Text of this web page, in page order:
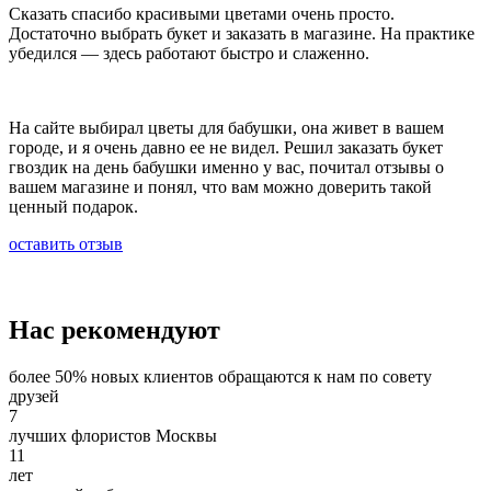
Сказать спасибо красивыми цветами очень просто.
Достаточно выбрать букет и заказать в магазине. На практике
убедился — здесь работают быстро и слаженно.
На сайте выбирал цветы для бабушки, она живет в вашем
городе, и я очень давно ее не видел. Решил заказать букет
гвоздик на день бабушки именно у вас, почитал отзывы о
вашем магазине и понял, что вам можно доверить такой
ценный подарок.
оставить отзыв
Нас рекомендуют
более 50% новых клиентов обращаются к нам по совету
друзей
7
лучших флористов Москвы
11
лет
Что означают каллы на языке цветов
Каллы – одни из самых необычных и элегантных
цветку. Что же символизируют каллы на языке цветов? Если вы
хотите выразить уважение и восхищение кем-либо, то букет
калл справится с этой задачей на отлично! Также каллы
восхваляют женскую красоту и великолепие. Существует
огромное множество сортов калл, отличающихся как по форме
разную символику: белые каллы - символ чистоты и
благополучия и достатка; розовые каллы расскажут вашей
избраннице о нежности и влюблённости; фиолетовые или
великолепии получательницы. Одновременно строгие и
нежные, элегантные каллы смогут вызвать истинный восторг и
восхищение!
Что означают ромашки на языке цветов